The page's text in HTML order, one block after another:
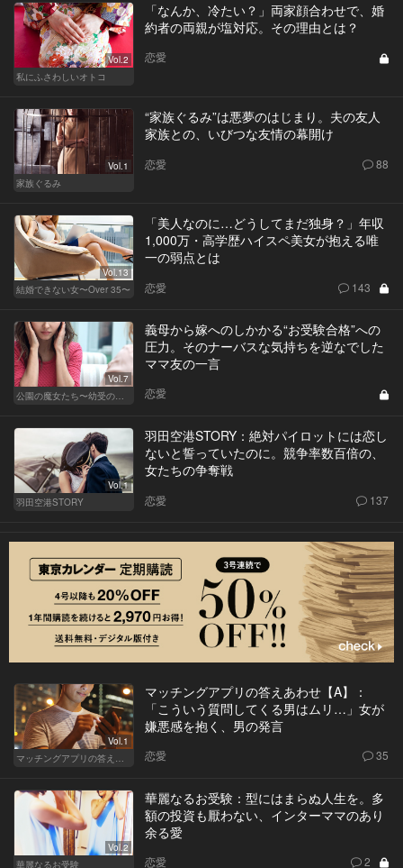
Vol.2
私にふさわしいオトコ
「なんか、冷たい？」両家顔合わせで、婚
約者の両親が塩対応。その理由とは？
恋愛
Vol.1
家族ぐるみ
“家族ぐるみ”は悪夢のはじまり。夫の友人
家族との、いびつな友情の幕開け
恋愛 88
Vol.13
結婚できない女〜Over 35〜
「美人なのに…どうしてまだ独身？」年収
1,000万・高学歴ハイスペ美女が抱える唯
一の弱点とは
恋愛 143
Vol.7
公園の魔女たち〜幼受の世界〜
義母から嫁へのしかかる“お受験合格”への
圧力。そのナーバスな気持ちを逆なでした
ママ友の一言
恋愛
Vol.1
羽田空港STORY
羽田空港STORY：絶対パイロットには恋し
ないと誓っていたのに。競争率数百倍の、
女たちの争奪戦
恋愛 137
Vol.1
マッチングアプリの答えあわせ【A】
マッチングアプリの答えあわせ【A】：
「こういう質問してくる男はムリ…」女が
嫌悪感を抱く、男の発言
恋愛 35
Vol.2
華麗なるお受験
華麗なるお受験：型にはまらぬ人生を。多
額の投資も厭わない、インターママのあり
余る愛
恋愛 2